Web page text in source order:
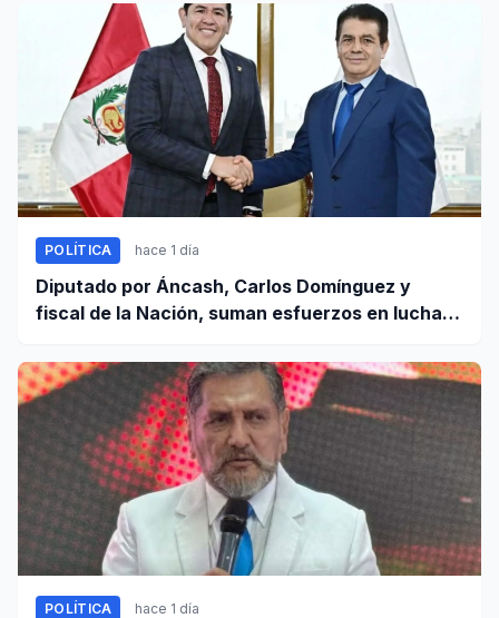
POLÍTICA hace 1 día
Diputado por Áncash, Carlos Domínguez y
fiscal de la Nación, suman esfuerzos en lucha
POLÍTICA hace 1 día